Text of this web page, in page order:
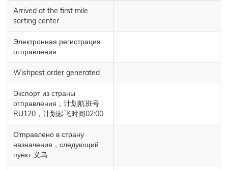
Arrived at the first mile
sorting center
Электронная регистрация
отправления
Wishpost order generated
Экспорт из страны
отправления，计划航班号
RU120，计划起飞时间02:00
Отправлено в страну
назначения，следующий
пункт 义乌